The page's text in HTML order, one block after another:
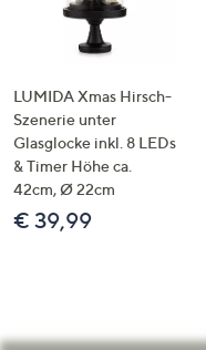
LUMIDA Xmas Hirsch-
Szenerie unter
Glasglocke inkl. 8 LEDs
& Timer Höhe ca.
42cm, Ø 22cm
€ 39,99